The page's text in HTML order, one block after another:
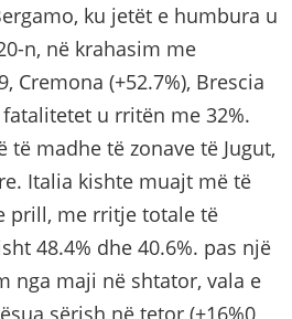
ku jetët e humbura u
n, në krahasim me
Cremona (+52.7%), Brescia
u rritën me 32%.
të madhe të zonave të Jugut,
Italia kishte muajt më të
prill, me rritje totale të
48.4% dhe 40.6%. pas një
nga maji në shtator, vala e
sërish në tetor (+16%0,